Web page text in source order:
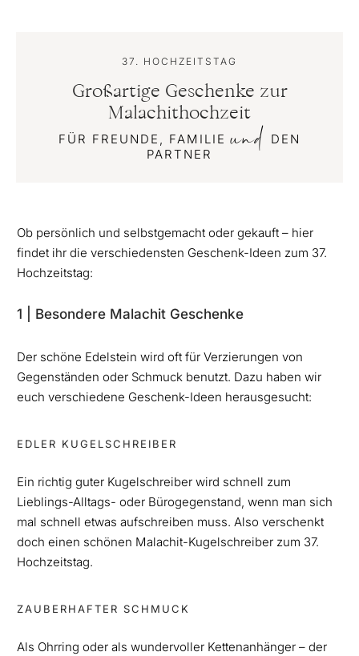
37. HOCHZEITSTAG
Großartige Geschenke zur
Malachithochzeit
FÜR FREUNDE, FAMILIEund
DEN
PARTNER
Ob persönlich und selbstgemacht oder gekauft – hier
findet ihr die verschiedensten Geschenk-Ideen zum 37.
Hochzeitstag:
1 | Besondere Malachit Geschenke
Der schöne Edelstein wird oft für Verzierungen von
Gegenständen oder Schmuck benutzt. Dazu haben wir
euch verschiedene Geschenk-Ideen herausgesucht:
EDLER KUGELSCHREIBER
Ein richtig guter Kugelschreiber wird schnell zum
Lieblings-Alltags- oder Bürogegenstand, wenn man sich
mal schnell etwas aufschreiben muss. Also verschenkt
doch einen schönen Malachit-Kugelschreiber zum 37.
Hochzeitstag.
ZAUBERHAFTER SCHMUCK
Als Ohrring oder als wundervoller Kettenanhänger – der